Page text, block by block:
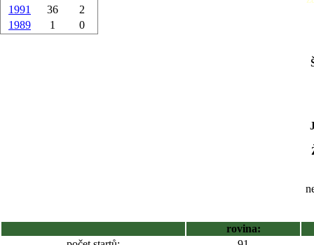
1991
36
2
1989
1 0
rovina: